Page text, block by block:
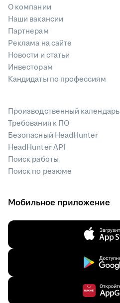
О компании
Наши вакансии
Партнерам
Реклама на сайте
Новости и статьи
Инвесторам
Кандидаты по профессиям
Производственный календарь
Требования к ПО
Безопасный HeadHunter
HeadHunter API
Поиск работы
Поиск по резюме
Мобильное приложение